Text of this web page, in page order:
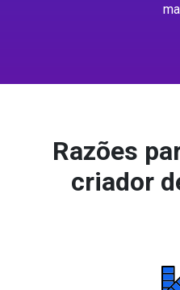
Razões
criador